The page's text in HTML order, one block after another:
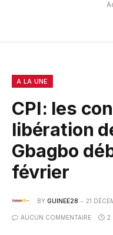
A LA UNE
CPI: les
libération
Gbagbo
février
BY GUINEE28 21
AUCUN COMMENTAIRE 2